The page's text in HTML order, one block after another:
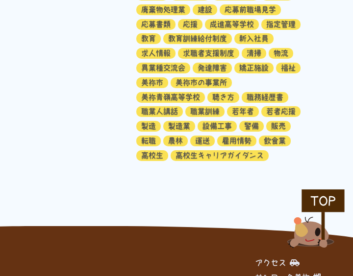
廃棄物処理業
建設
応募前職場見学
応募書類
応援 成進高等学校
指定管理
教育
教育訓練給付制度
新入社員
求人情報
求職者支援制度 清掃
物流
異業種交流会
発達障害 矯正施設
福祉
美祢市
美祢市の事業所
美祢青嶺高等学校
聴き方
職務経歴書
職業人講話
職業訓練 若年者
若者応援
製造
製造業 設備工事 警備
販売
転職
農林 運送 雇用情勢
飲食業
高校生
高校生キャリアガイダンス
TOP
アクセス